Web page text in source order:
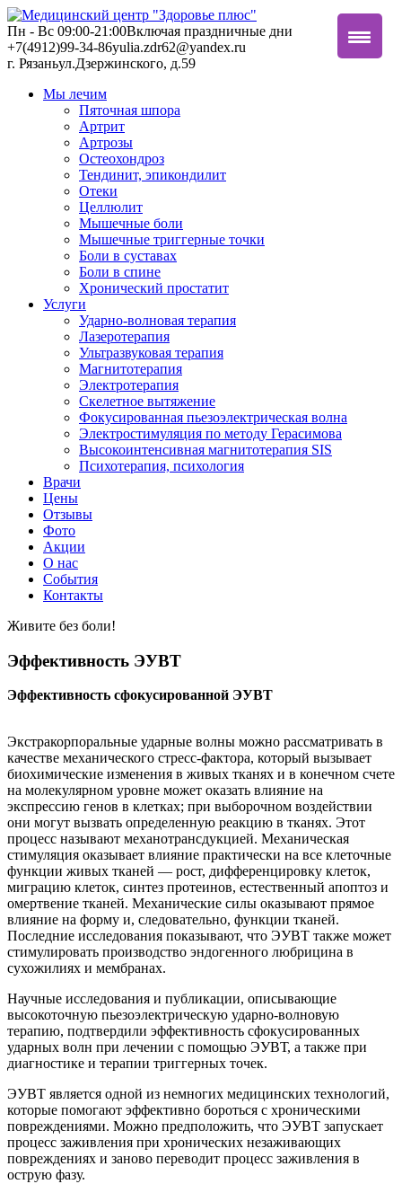
Пн - Вс 09:00-21:00Включая праздничные дни
+7(4912)99-34-86yulia.zdr62@yandex.ru
г. Рязаньул.Дзержинского, д.59
Мы лечим
Пяточная шпора
Артрит
Артрозы
Остеохондроз
Тендинит, эпикондилит
Отеки
Целлюлит
Мышечные боли
Мышечные триггерные точки
Боли в суставах
Боли в спине
Хронический простатит
Услуги
Ударно-волновая терапия
Лазеротерапия
Ультразвуковая терапия
Магнитотерапия
Электротерапия
Скелетное вытяжение
Фокусированная пьезоэлектрическая волна
Электростимуляция по методу Герасимова
Высокоинтенсивная магнитотерапия SIS
Психотерапия, психология
Врачи
Цены
Отзывы
Фото
Акции
О нас
События
Контакты
Живите без боли!
Эффективность ЭУВТ
Эффективность сфокусированной ЭУВТ
Экстракорпоральные ударные волны можно рассматривать в
качестве механического стресс-фактора, который вызывает
биохимические изменения в живых тканях и в конечном счете
на молекулярном уровне может оказать влияние на
экспрессию генов в клетках; при выборочном воздействии
они могут вызвать определенную реакцию в тканях. Этот
процесс называют механотрансдукцией. Механическая
стимуляция оказывает влияние практически на все клеточные
функции живых тканей — рост, дифференцировку клеток,
миграцию клеток, синтез протеинов, естественный апоптоз и
омертвение тканей. Механические силы оказывают прямое
влияние на форму и, следовательно, функции тканей.
Последние исследования показывают, что ЭУВТ также может
стимулировать производство эндогенного любрицина в
сухожилиях и мембранах.
Научные исследования и публикации, описывающие
высокоточную пьезоэлектрическую ударно-волновую
терапию, подтвердили эффективность сфокусированных
ударных волн при лечении с помощью ЭУВТ, а также при
диагностике и терапии триггерных точек.
ЭУВТ является одной из немногих медицинских технологий,
которые помогают эффективно бороться с хроническими
повреждениями. Можно предположить, что ЭУВТ запускает
процесс заживления при хронических незаживающих
повреждениях и заново переводит процесс заживления в
острую фазу.